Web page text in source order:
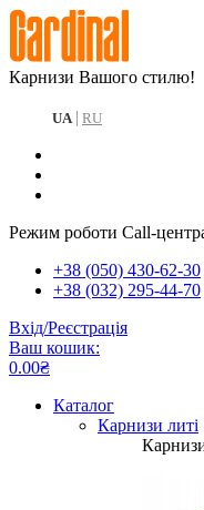
Карнизи Вашого стилю!
UA | RU
Режим роботи Call-
+38 (050) 430-62-30
+38 (032) 295-44-70
Вхід/Реєстрація
Ваш кошик:
0.00₴
Каталог
Карнизи литі